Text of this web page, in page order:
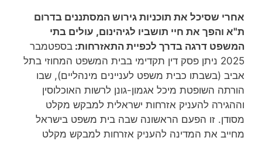
אחרי שסיכל את תוכניות גירוש המסתננים בדרום
ת"א והפך את חיי תושביו לגיהינום, עולים בתי
המשפט דרגה בדרך לכפיית התאזרחות: בספטמבר
2025 ניתן פסק דין תקדימי בבית המשפט המחוזי בתל
אביב (בשבתו כבית משפט לעניינים מינהליים), שבו
הורתה השופטת מיכל אגמון-גונן לרשות האוכלוסין
וההגירה להעניק אזרחות ישראלית למבקש מקלט
מסודן. זו הפעם הראשונה שבה בית משפט בישראל
מחייב את המדינה להעניק אזרחות למבקש מקלט